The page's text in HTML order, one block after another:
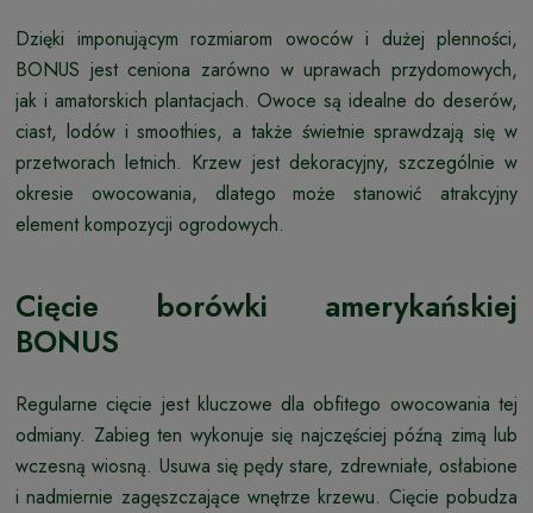
Dzięki imponującym rozmiarom owoców i dużej plenności,
BONUS jest ceniona zarówno w uprawach przydomowych,
jak i amatorskich plantacjach. Owoce są idealne do deserów,
ciast, lodów i smoothies, a także świetnie sprawdzają się w
przetworach letnich. Krzew jest dekoracyjny, szczególnie w
okresie owocowania, dlatego może stanowić atrakcyjny
element kompozycji ogrodowych.
Cięcie borówki amerykańskiej
BONUS
Regularne cięcie jest kluczowe dla obfitego owocowania tej
odmiany. Zabieg ten wykonuje się najczęściej późną zimą lub
wczesną wiosną. Usuwa się pędy stare, zdrewniałe, osłabione
i nadmiernie zagęszczające wnętrze krzewu. Cięcie pobudza